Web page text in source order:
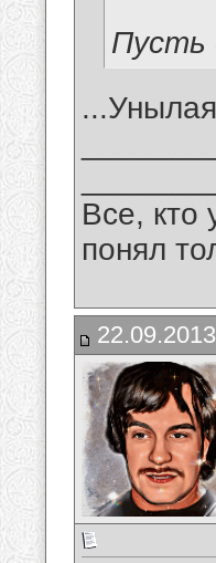
Пусть
Все, кто
понял